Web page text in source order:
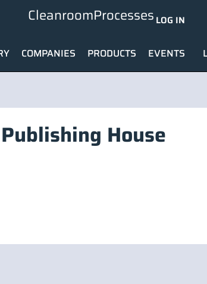
CleanroomProcesses LOG IN
COMPANIES PRODUCTS EVENTS
House